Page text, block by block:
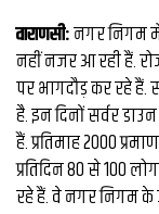
संस्कृति
ख़ान पान और
अंतरराष्ट्रीय
फैक्ट चेक
व्यापार
वाराणसी:नगर निगम
नहीं नजर आ रही हैं.
पर भागदौड़ कर रहे हैं.
है. इन दिनों सर्वर
हैं. प्रतिमाह 2000
प्रतिदिन 80 से 100
रहे हैं. वे नगर निगम के